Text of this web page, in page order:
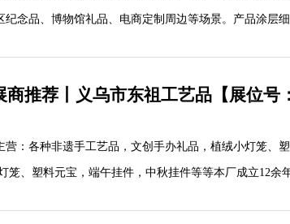
念品、博物馆礼品、电商定制周边等场景。产品涂层
推荐丨义乌市东祖工艺品【展位号
营：各种非遗手工艺品，文创手办礼品，植绒小灯笼、
笼、塑料元宝，端午挂件，中秋挂件等等本厂成立12余